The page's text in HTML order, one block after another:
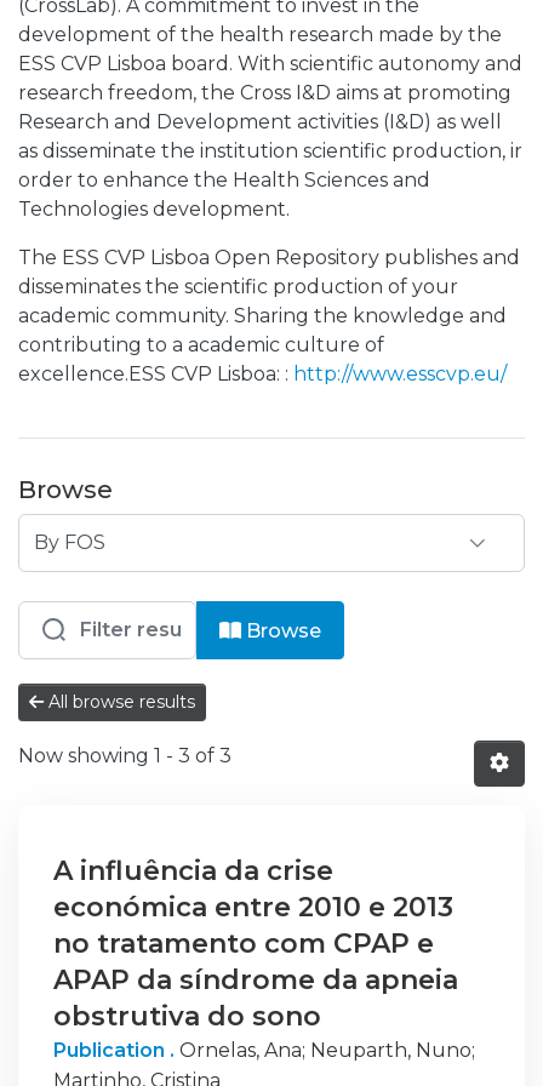
(CrossLab). A commitment to invest in the
development of the health research made by the
ESS CVP Lisboa board. With scientific autonomy and
research freedom, the Cross I&D aims at promoting
Research and Development activities (I&D) as well
as disseminate the institution scientific production, ir
order to enhance the Health Sciences and
Technologies development.
The ESS CVP Lisboa Open Repository publishes and
disseminates the scientific production of your
academic community. Sharing the knowledge and
contributing to a academic culture of
excellence.ESS CVP Lisboa: : http://www.esscvp.eu/
Browse
Browsing ESSCVP - Escola
Browse
All browse results
Now showing 1 - 3 of 3
A influência da crise
económica entre 2010 e 2013
no tratamento com CPAP e
APAP da síndrome da apneia
obstrutiva do sono
Publication . Ornelas, Ana; Neuparth, Nuno;
Martinho, Cristina